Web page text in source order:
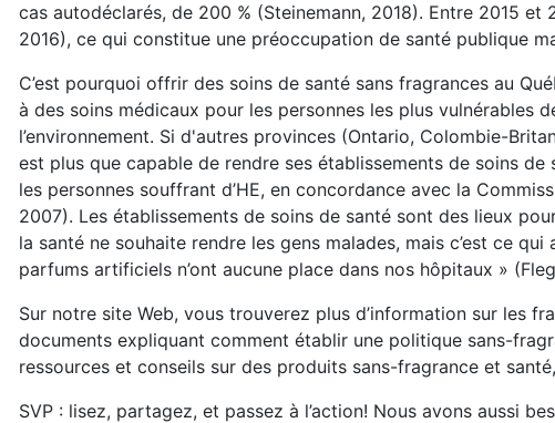
cas autodéclarés, de 200 % (Steinemann, 2018). Entre 2015
2016), ce qui constitue une préoccupation de santé publique
C’est pourquoi offrir des soins de santé sans fragrances au
à des soins médicaux pour les personnes les plus
l’environnement. Si d'autres provinces (Ontario, Colombie-
est plus que capable de rendre ses établissements de soins
les personnes souffrant d’HE, en concordance avec la
2007). Les établissements de soins de santé sont des lieux
la santé ne souhaite rendre les gens malades, mais c’est ce
parfums artificiels n’ont aucune place dans nos hôpitaux »
Sur notre site Web, vous trouverez plus d’information sur les
documents expliquant comment établir une politique sans-
ressources et conseils sur des produits sans-fragrance et
SVP : lisez, partagez, et passez à l’action! Nous avons aussi